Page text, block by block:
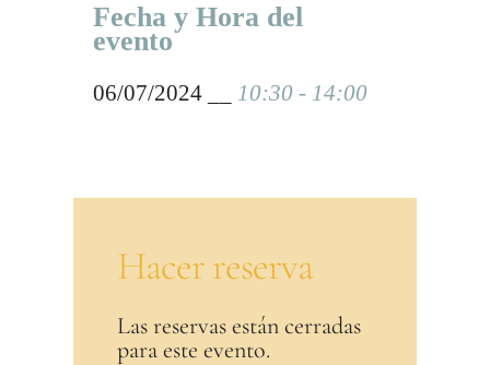
Fecha y Hora del
evento
06/07/2024 __ 10:30 - 14:00
Hacer reserva
Las reservas están cerradas
para este evento.